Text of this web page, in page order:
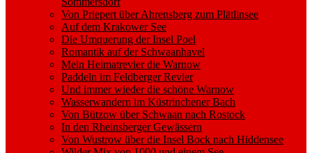
Von Priepert über Ahrensberg zum Plätlinsee
Auf dem Krakower See
Die Umquerung der Insel Poel
Romantik auf der Schwaanhavel
Mein Heimatrevier die Warnow
Paddeln im Feldberger Revier
Und immer wieder die schöne Warnow
Wasserwandern im Küstrinchener Bach
Von Bützow über Schwaan nach Rostock
In den Rheinsberger Gewässern
Von Wustrow über die Insel Bock nach Hiddensee